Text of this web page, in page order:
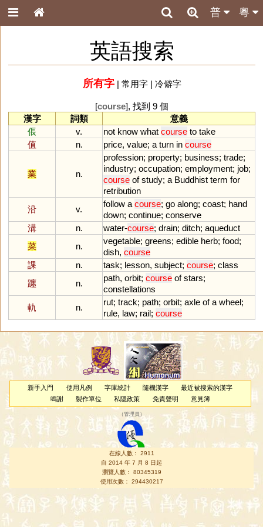
粵
普
英語搜索
所有字| 常用字| 冷僻字
[course], 找到 9 個
漢字
詞類
意義
倀
v. not know what course to take
值
n. price, value; a turn in course
業 n.
profession; property; business; trade;
industry; occupation; employment; job;
course of study; a Buddhist term for
retribution
沿
v.
follow a course; go along; coast; hand
down; continue; conserve
溝
n. water-course; drain; ditch; aqueduct
菜
n.
vegetable; greens; edible herb; food;
dish, course
課
n. task; lesson, subject; course; class
躔
n.
path, orbit; course of stars;
constellations
軌
n.
rut; track; path; orbit; axle of a wheel;
rule, law; rail; course
新手入門 使用凡例 字庫統計 隨機漢字
最近被搜索的漢字
鳴謝
製作單位 私隱政策 免責聲明 意見簿
（管理員 ）
在線人數： 2911
自 2014 年 7 月 8 日起
瀏覽人數： 80345319
使用次數： 294430217